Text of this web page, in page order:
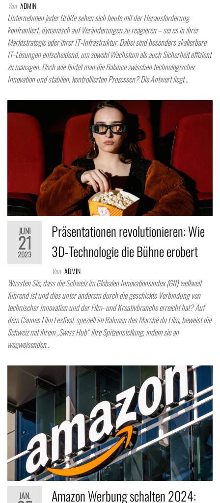
Von ADMIN
Unternehmen jeder Größe sehen sich heute mit der Herausforderung
konfrontiert, dynamisch auf Veränderungen zu reagieren – sei es in ihrer
Marktstrategie oder ihrer IT-Infrastruktur. Dabei sind besonders skalierbare
IT-Lösungen entscheidend, um sowohl Wachstum als auch Sicherheit effizient
zu managen. Doch wie findet man die Balance zwischen technologischer
Innovation und stabilen, kontrollierten Prozessen? Die Antwort liegt…
JUNI
21
2023
Präsentationen revolutionieren: Wie
3D-Technologie die Bühne erobert
Von ADMIN
Wussten Sie, dass die Schweiz im Globalen Innovationsindex (GII) weltweit
führend ist und dies unter anderem durch die geschickte Verbindung von
technischer Innovation und der Film- und Kreativbranche erreicht hat? Auf
dem Cannes Film Festival, speziell im Rahmen des Marché du Film, beweist die
Schweiz mit ihrem „Swiss Hub“ ihre Spitzenstellung, indem sie an
wegweisenden…
JAN. Amazon Werbung schalten 2024: